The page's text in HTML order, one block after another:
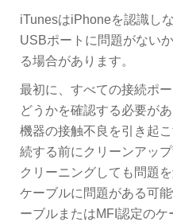
iTunesはiPhoneを認識し
USBポートに問題がない
る場合があります。
最初に、すべての接続ポ
どうかを確認する必要が
機器の接触不良を引き起
続する前にクリーンアッ
クリーニングしても問題
ケーブルに問題がある可
ーブルまたはMFI認定の